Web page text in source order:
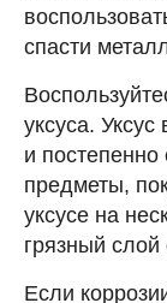
спасти
уксуса.
и
предметы,
уксусе на
грязный слой
Если